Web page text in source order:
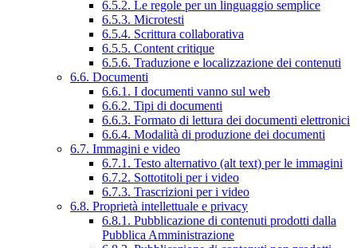
6.5.2. Le regole per un linguaggio semplice
6.5.3. Microtesti
6.5.4. Scrittura collaborativa
6.5.5. Content critique
6.5.6. Traduzione e localizzazione dei contenuti
6.6. Documenti
6.6.1. I documenti vanno sul web
6.6.2. Tipi di documenti
6.6.3. Formato di lettura dei documenti elettronici
6.6.4. Modalità di produzione dei documenti
6.7. Immagini e video
6.7.1. Testo alternativo (alt text) per le immagini
6.7.2. Sottotitoli per i video
6.7.3. Trascrizioni per i video
6.8. Proprietà intellettuale e privacy
6.8.1. Pubblicazione di contenuti prodotti dalla
Pubblica Amministrazione